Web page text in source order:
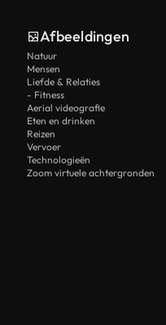
Afbeeldingen
Natuur
Mensen
Liefde & Relaties
- Fitness
Aerial videografie
Eten en drinken
Reizen
Vervoer
Technologieën
Zoom virtuele achtergronden